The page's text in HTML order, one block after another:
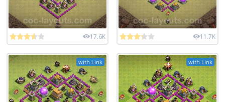
17.6K 11.7K
with Link with Link